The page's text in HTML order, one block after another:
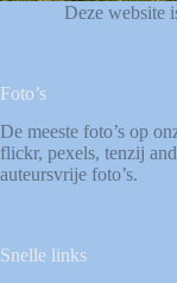
Deze website
Foto’s
De meeste foto’s op
flickr, pexels, tenzij
auteursvrije foto’s.
Snelle links